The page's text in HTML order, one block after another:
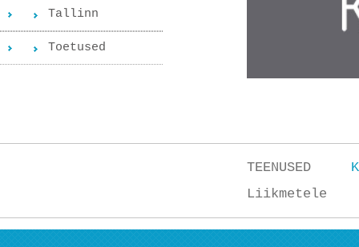
Tallinn
Toetused
TEENUSED
Liikmetele